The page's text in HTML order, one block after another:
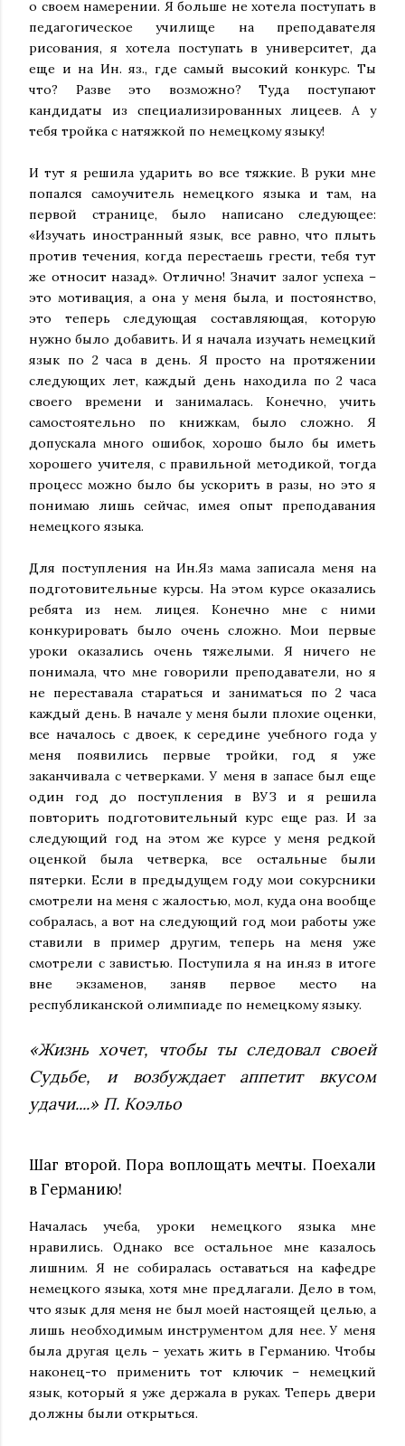
о своем намерении. Я больше не хотела поступать в
педагогическое училище на преподавателя
рисования, я хотела поступать в университет, да
еще и на Ин. яз., где самый высокий конкурс. Ты
что? Разве это возможно? Туда поступают
кандидаты из специализированных лицеев. А у
тебя тройка с натяжкой по немецкому языку!
И тут я решила ударить во все тяжкие. В руки мне
попался самоучитель немецкого языка и там, на
первой странице, было написано следующее:
«Изучать иностранный язык, все равно, что плыть
против течения, когда перестаешь грести, тебя тут
же относит назад». Отлично! Значит залог успеха –
это мотивация, а она у меня была, и постоянство,
это теперь следующая составляющая, которую
нужно было добавить. И я начала изучать немецкий
язык по 2 часа в день. Я просто на протяжении
следующих лет, каждый день находила по 2 часа
своего времени и занималась. Конечно, учить
самостоятельно по книжкам, было сложно. Я
допускала много ошибок, хорошо было бы иметь
хорошего учителя, с правильной методикой, тогда
процесс можно было бы ускорить в разы, но это я
понимаю лишь сейчас, имея опыт преподавания
немецкого языка.
Для поступления на Ин.Яз мама записала меня на
подготовительные курсы. На этом курсе оказались
ребята из нем. лицея. Конечно мне с ними
конкурировать было очень сложно. Мои первые
уроки оказались очень тяжелыми. Я ничего не
понимала, что мне говорили преподаватели, но я
не переставала стараться и заниматься по 2 часа
каждый день. В начале у меня были плохие оценки,
все началось с двоек, к середине учебного года у
меня появились первые тройки, год я уже
заканчивала с четверками. У меня в запасе был еще
один год до поступления в ВУЗ и я решила
повторить подготовительный курс еще раз. И за
следующий год на этом же курсе у меня редкой
оценкой была четверка, все остальные были
пятерки. Если в предыдущем году мои сокурсники
смотрели на меня с жалостью, мол, куда она вообще
собралась, а вот на следующий год мои работы уже
ставили в пример другим, теперь на меня уже
смотрели с завистью. Поступила я на ин.яз в итоге
вне экзаменов, заняв первое место на
республиканской олимпиаде по немецкому языку.
«Жизнь хочет, чтобы ты следовал своей
Судьбе, и возбуждает аппетит вкусом
удачи....» П. Коэльо
Шаг второй. Пора воплощать мечты. Поехали
в Германию!
Началась учеба, уроки немецкого языка мне
нравились. Однако все остальное мне казалось
лишним. Я не собиралась оставаться на кафедре
немецкого языка, хотя мне предлагали. Дело в том,
что язык для меня не был моей настоящей целью, а
лишь необходимым инструментом для нее. У меня
была другая цель – уехать жить в Германию. Чтобы
наконец-то применить тот ключик – немецкий
язык, который я уже держала в руках. Теперь двери
должны были открыться.